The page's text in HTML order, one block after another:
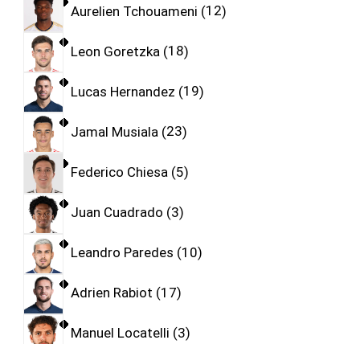
Aurelien Tchouameni 12
Leon Goretzka 18
Lucas Hernandez 19
Jamal Musiala 23
Federico Chiesa 5
Juan Cuadrado 3
Leandro Paredes 10
Adrien Rabiot 17
Manuel Locatelli 3